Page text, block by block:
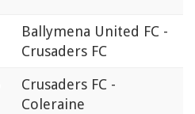
Ballymena United FC -
Crusaders FC
Crusaders FC -
Coleraine